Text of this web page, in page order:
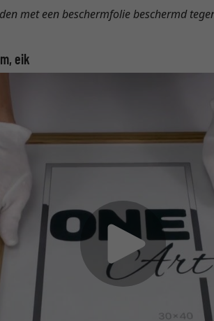
met een beschermfolie beschermd
eik